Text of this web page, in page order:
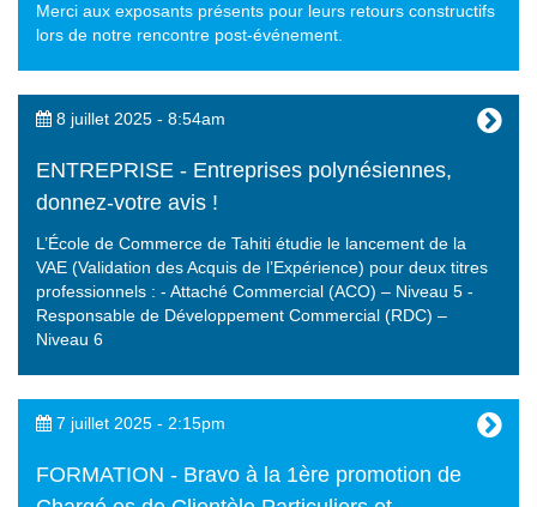
Merci aux exposants présents pour leurs retours constructifs
lors de notre rencontre post-événement.
8 juillet 2025 - 8:54am
ENTREPRISE - Entreprises polynésiennes,
donnez-votre avis !
L’École de Commerce de Tahiti étudie le lancement de la
VAE (Validation des Acquis de l’Expérience) pour deux titres
professionnels : - Attaché Commercial (ACO) – Niveau 5 -
Responsable de Développement Commercial (RDC) –
Niveau 6
7 juillet 2025 - 2:15pm
FORMATION - Bravo à la 1ère promotion de